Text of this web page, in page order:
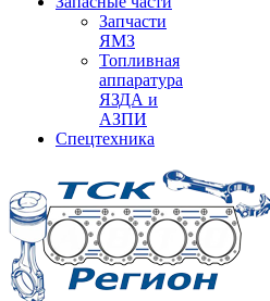
Запчасти
ЯМЗ
Топливная
аппаратура
ЯЗДА и
АЗПИ
Спецтехника